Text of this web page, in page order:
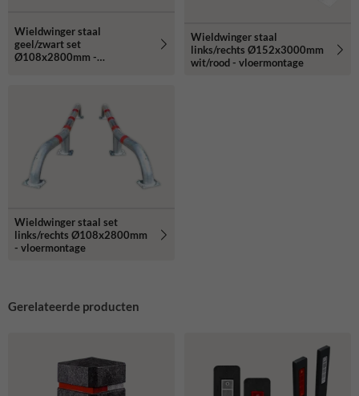
Wieldwinger staal
geel/zwart set
Ø108x2800mm -
Wieldwinger staal
links/rechts Ø152x3000mm
wit/rood - vloermontage
Wieldwinger staal set
links/rechts Ø108x2800mm
- vloermontage
Gerelateerde producten